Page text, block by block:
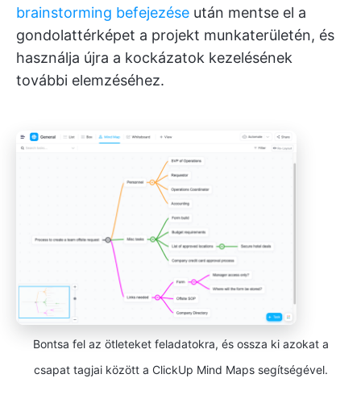
brainstorming befejezése után mentse el a
gondolattérképet a projekt munkaterületén, és
használja újra a kockázatok kezelésének
további elemzéséhez.
Bontsa fel az ötleteket feladatokra, és ossza ki azokat a
csapat tagjai között a ClickUp Mind Maps segítségével.